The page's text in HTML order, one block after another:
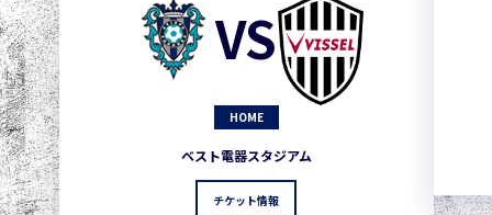
VS
HOME
ベスト電器スタジアム
チケット情報